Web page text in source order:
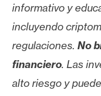
informativo y
incluyendo
regulaciones. No
financiero. Las
alto riesgo y